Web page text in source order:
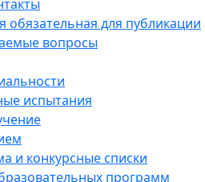
для публикации
вопросы
испытания
и конкурсные списки
программ